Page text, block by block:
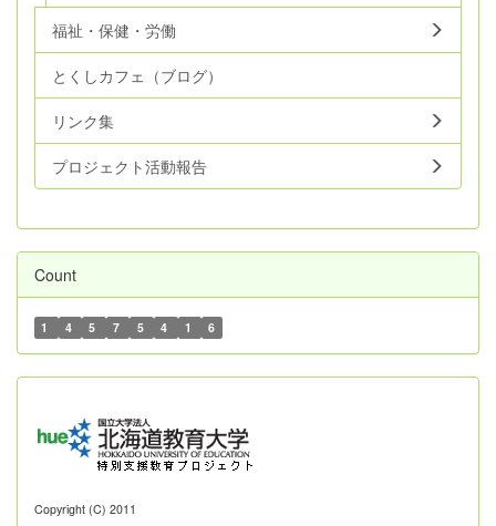
福祉・保健・労働
とくしカフェ（ブログ）
リンク集
プロジェクト活動報告
Count
1 4 5 7 5 4 1 6
Copyright (C) 2011